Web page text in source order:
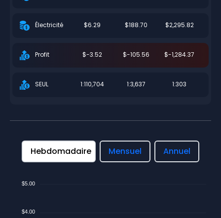
Électricité $6.29 $188.70 $2,295.82
Profit $-3.52 $-105.56 $-1,284.37
SEUL 1:110,704 1:3,637 1:303
Hebdomadaire Mensuel Annuel
$5.00
$4.00